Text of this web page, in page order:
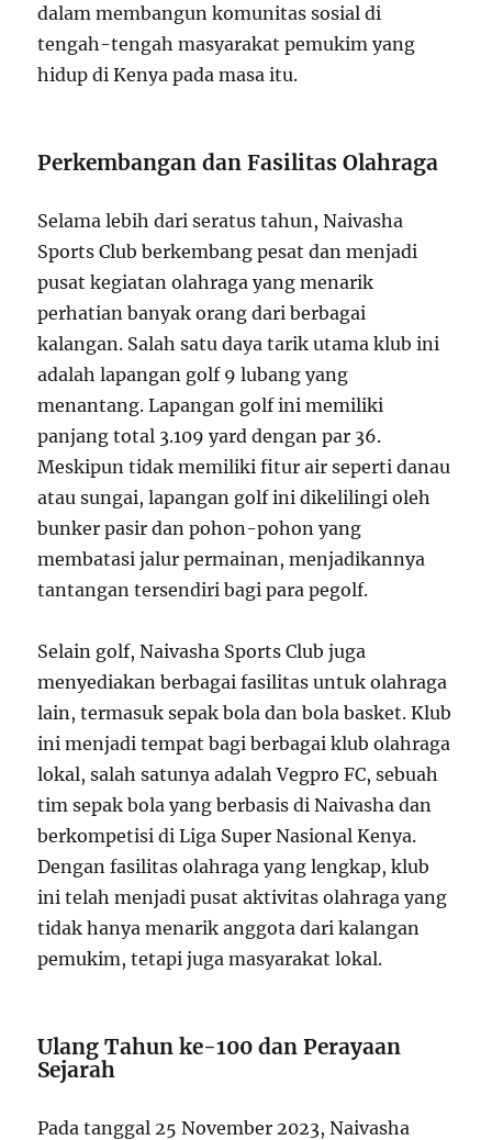
dalam membangun komunitas sosial di
tengah-tengah masyarakat pemukim yang
hidup di Kenya pada masa itu.
Perkembangan dan Fasilitas Olahraga
Selama lebih dari seratus tahun, Naivasha
Sports Club berkembang pesat dan menjadi
pusat kegiatan olahraga yang menarik
perhatian banyak orang dari berbagai
kalangan. Salah satu daya tarik utama klub ini
adalah lapangan golf 9 lubang yang
menantang. Lapangan golf ini memiliki
panjang total 3.109 yard dengan par 36.
Meskipun tidak memiliki fitur air seperti danau
atau sungai, lapangan golf ini dikelilingi oleh
bunker pasir dan pohon-pohon yang
membatasi jalur permainan, menjadikannya
tantangan tersendiri bagi para pegolf.
Selain golf, Naivasha Sports Club juga
menyediakan berbagai fasilitas untuk olahraga
lain, termasuk sepak bola dan bola basket. Klub
ini menjadi tempat bagi berbagai klub olahraga
lokal, salah satunya adalah Vegpro FC, sebuah
tim sepak bola yang berbasis di Naivasha dan
berkompetisi di Liga Super Nasional Kenya.
Dengan fasilitas olahraga yang lengkap, klub
ini telah menjadi pusat aktivitas olahraga yang
tidak hanya menarik anggota dari kalangan
pemukim, tetapi juga masyarakat lokal.
Ulang Tahun ke-100 dan Perayaan
Sejarah
Pada tanggal 25 November 2023, Naivasha